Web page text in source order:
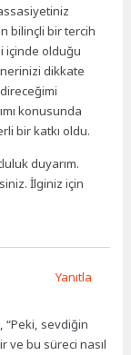
bilinçli bir tercih
içinde olduğu
dikkate
konusunda
bir katkı oldu.
duyarım.
İlginiz için
sevdiğin
ve bu süreci nasıl
Yanıtla